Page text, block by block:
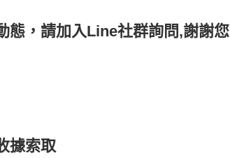
態，請加入Line社群詢問,謝謝您
據索取